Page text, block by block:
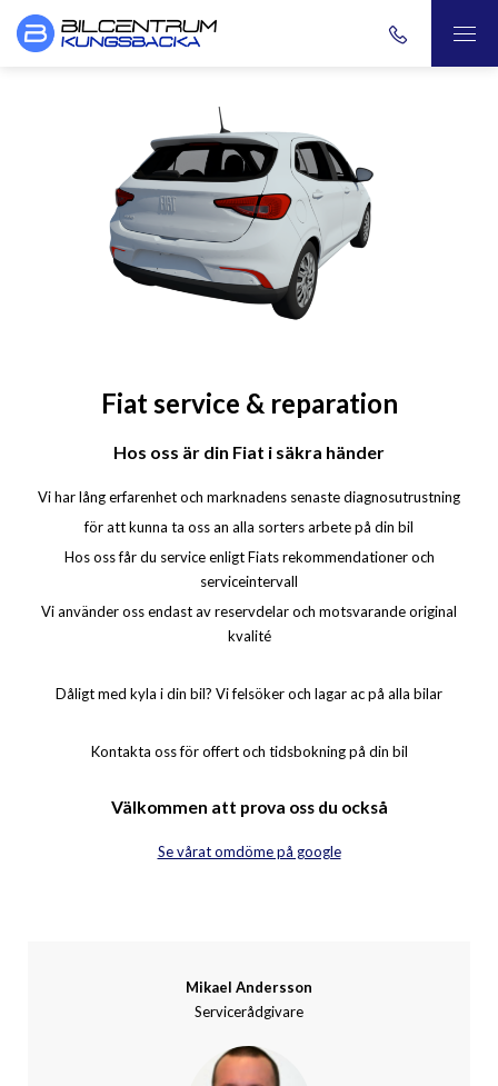
Fiat service & reparation
Hos oss är din Fiat i säkra händer
Vi har lång erfarenhet och marknadens senaste diagnosutrustning
för att kunna ta oss an alla sorters arbete på din bil
Hos oss får du service enligt Fiats rekommendationer och
serviceintervall
Vi använder oss endast av reservdelar och motsvarande original
kvalité
Dåligt med kyla i din bil? Vi felsöker och lagar ac på alla bilar
Kontakta oss för offert och tidsbokning på din bil
Välkommen att prova oss du också
Se vårat omdöme på google
Mikael Andersson
Servicerådgivare